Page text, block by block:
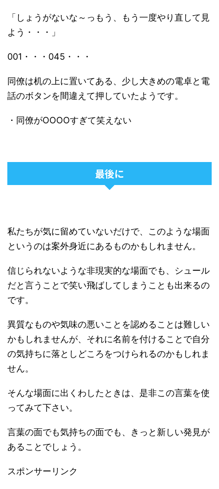
「しょうがないな～っもう、もう一度やり直して見
よう・・・」
001・・・045・・・
同僚は机の上に置いてある、少し大きめの電卓と電
話のボタンを間違えて押していたようです。
・同僚がOOOOすぎて笑えない
最後に
私たちが気に留めていないだけで、このような場面
というのは案外身近にあるものかもしれません。
信じられないような非現実的な場面でも、シュール
だと言うことで笑い飛ばしてしまうことも出来るの
です。
異質なものや気味の悪いことを認めることは難しい
かもしれませんが、それに名前を付けることで自分
の気持ちに落としどころをつけられるのかもしれま
せん。
そんな場面に出くわしたときは、是非この言葉を使
ってみて下さい。
言葉の面でも気持ちの面でも、きっと新しい発見が
あることでしょう。
スポンサーリンク